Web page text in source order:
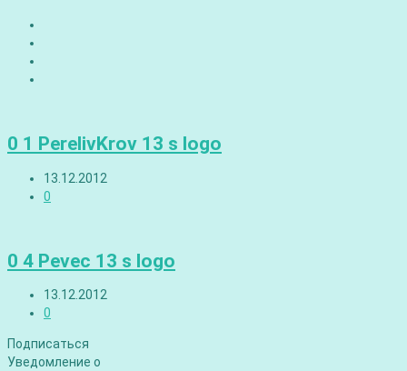
0 1 PerelivKrov 13 s logo
13.12.2012
0
0 4 Pevec 13 s logo
13.12.2012
0
Подписаться
Уведомление о